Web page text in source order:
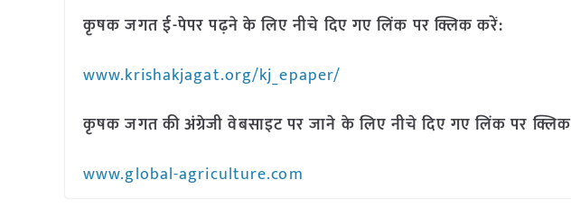
कृषक जगत ई-पेपर पढ़ने के लिए नीचे दिए गए लिंक पर क्लिक करें:
www.krishakjagat.org/kj_epaper/
कृषक जगत की अंग्रेजी वेबसाइट पर जाने के लिए नीचे दिए गए लिंक पर
www.global-agriculture.com